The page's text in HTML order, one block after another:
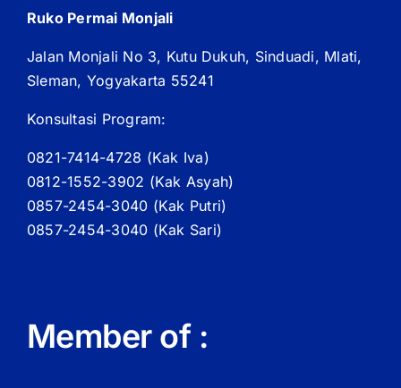
Ruko Permai Monjali
Jalan Monjali No 3, Kutu Dukuh, Sinduadi, Mlati,
Sleman, Yogyakarta 55241
Konsultasi Program:
0821-7414-4728 (Kak Iva)
0812-1552-3902 (Kak Asyah)
0857-2454-3040 (Kak Putri)
0857-2454-3040 (Kak Sari)
Member of :